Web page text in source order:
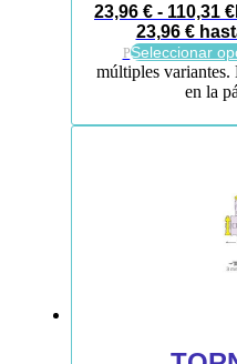
23,96 € - 110,31 €
23,96 €
PSeleccionar
múltiples variantes.
en la